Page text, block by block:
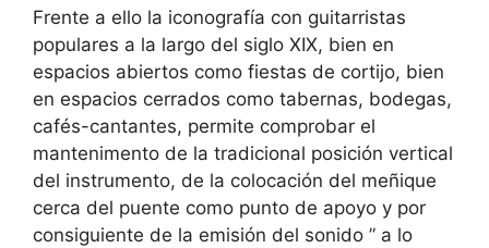
Frente a ello la iconografía con guitarristas
populares a la largo del siglo XIX, bien en
espacios abiertos como fiestas de cortijo, bien
en espacios cerrados como tabernas, bodegas,
cafés-cantantes, permite comprobar el
mantenimento de la tradicional posición vertical
del instrumento, de la colocación del meñique
cerca del puente como punto de apoyo y por
consiguiente de la emisión del sonido ” a lo